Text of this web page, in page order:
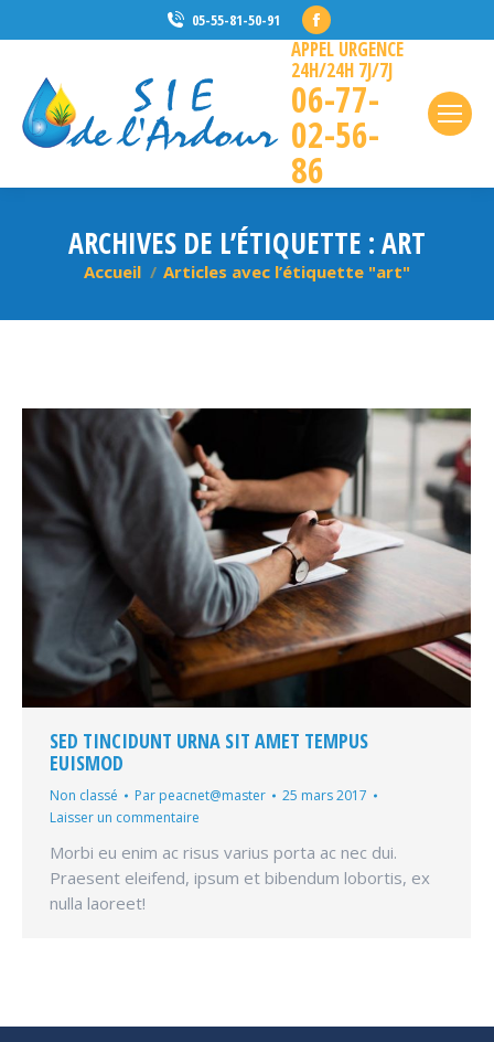
05-55-81-50-91
La
page
Facebook
s'ouvre
dans
nouvelle
APPEL URGENCE
24H/24H 7J/7J
06-77-
02-56-
86
ARCHIVES DE L’ÉTIQUETTE :ART
Vous êtes ici :
Accueil Articles avec l’étiquette "art"
SED TINCIDUNT URNA SIT AMET TEMPUS
EUISMOD
Non classé Par peacnet@master
25 mars 2017
Laisser un commentaire
Morbi eu enim ac risus varius porta ac nec dui.
Praesent eleifend, ipsum et bibendum lobortis, ex
nulla laoreet!